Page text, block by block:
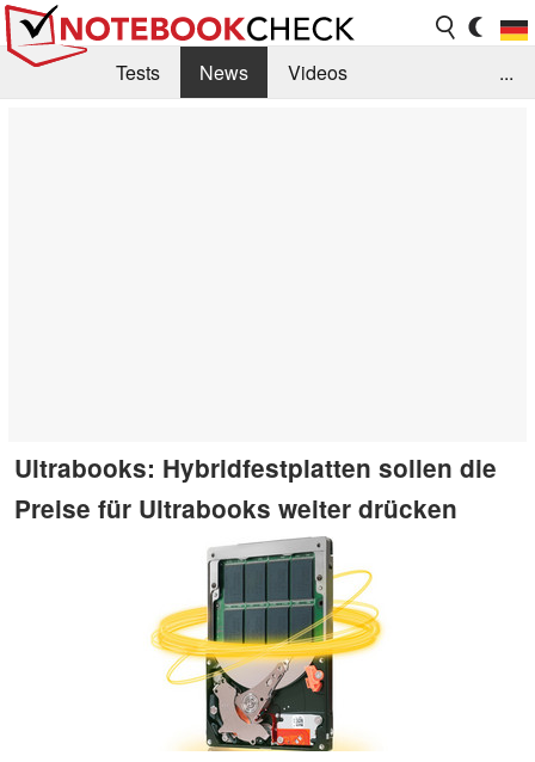
Tests News
Videos
...
Ultrabooks: Hybridfestplatten sollen die
Preise für Ultrabooks weiter drücken